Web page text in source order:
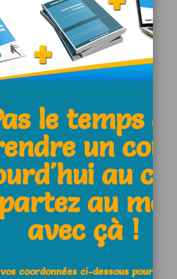
à venir via
Vous pouvez aussivous
sans commenter.
cette case pour
vers votre dernier
le temps
un
au
au
avec çà !
coordonnées ci-dessous pour